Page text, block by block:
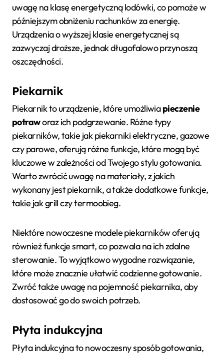
uwagę na klasę energetyczną lodówki, co pomoże w
późniejszym obniżeniu rachunków za energię.
Urządzenia o wyższej klasie energetycznej są
zazwyczaj droższe, jednak długofalowo przynoszą
oszczędności.
Piekarnik
Piekarnik to urządzenie, które umożliwiapieczenie
potraworaz ich podgrzewanie. Różne typy
piekarników, takie jak piekarniki elektryczne, gazowe
czy parowe, oferują różne funkcje, które mogą być
kluczowe w zależności od Twojego stylu gotowania.
Warto zwrócić uwagę na materiały, z jakich
wykonany jest piekarnik, a także dodatkowe funkcje,
takie jak grill czy termoobieg.
Niektóre nowoczesne modele piekarników oferują
również funkcje smart, co pozwala na ich zdalne
sterowanie. To wyjątkowo wygodne rozwiązanie,
które może znacznie ułatwić codzienne gotowanie.
Zwróć także uwagę na pojemność piekarnika, aby
dostosować go do swoich potrzeb.
Płyta indukcyjna
Płyta indukcyjna to nowoczesny sposób gotowania,